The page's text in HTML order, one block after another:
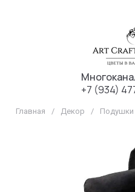
+7 (934)
Главная / Декор / Подушки